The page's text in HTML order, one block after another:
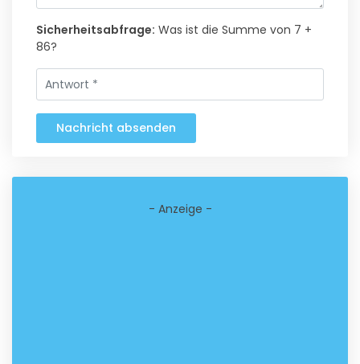
Sicherheitsabfrage: Was ist die Summe von 7 +
86?
Nachricht absenden
- Anzeige -